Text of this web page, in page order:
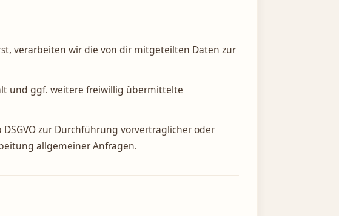
verarbeiten wir die von dir mitgeteilten Daten zur
und ggf. weitere freiwillig übermittelte
zur Durchführung vorvertraglicher oder
allgemeiner Anfragen.